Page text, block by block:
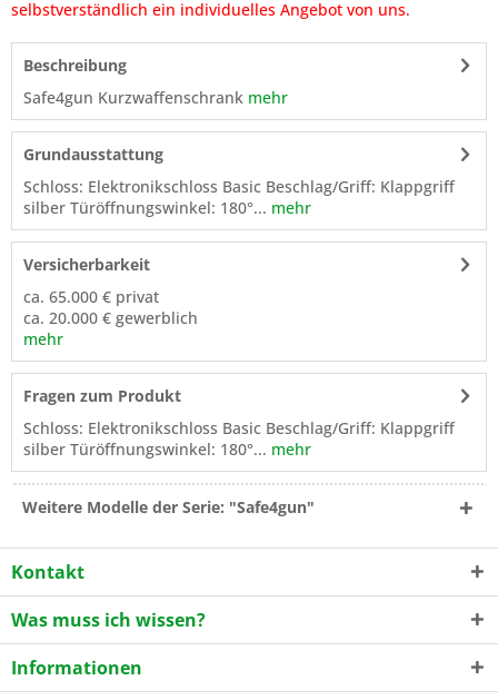
selbstverständlich ein individuelles Angebot von uns.
Beschreibung
Safe4gun Kurzwaffenschrank mehr
Grundausstattung
Schloss: Elektronikschloss Basic Beschlag/Griff: Klappgriff
silber Türöffnungswinkel: 180°... mehr
Versicherbarkeit
ca. 65.000 € privat
ca. 20.000 € gewerblich
mehr
Fragen zum Produkt
Schloss: Elektronikschloss Basic Beschlag/Griff: Klappgriff
silber Türöffnungswinkel: 180°... mehr
Weitere Modelle der Serie: "Safe4gun"
Kontakt
Was muss ich wissen?
Informationen